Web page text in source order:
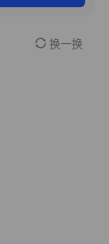
换一换